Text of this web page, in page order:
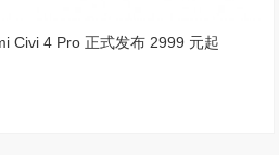
Civi 4 Pro 正式发布 2999 元起